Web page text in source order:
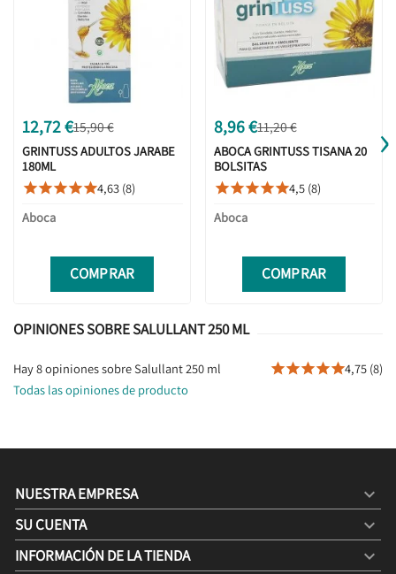
12,72 €15,90 €
GRINTUSS ADULTOS JARABE
180ML
4,63 (8)
Aboca
COMPRAR
8,96 €11,20 €
ABOCA GRINTUSS TISANA 20
BOLSITAS
4,5 (8)
Aboca
COMPRAR
›
OPINIONES SOBRE SALULLANT 250 ML
Hay 8 opiniones sobre Salullant 250 ml 4,75 (8)
Todas las opiniones de producto
NUESTRA EMPRESA 
SU CUENTA 
INFORMACIÓN DE LA TIENDA keyboard_arrow_down